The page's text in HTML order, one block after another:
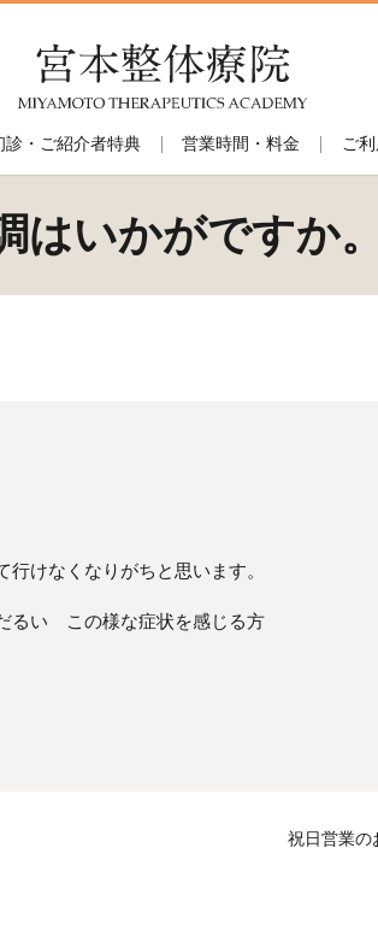
診・ご紹介者特典 営業時間・料金 ご
はいかがですか。
けなくなりがちと思います。
るい この様な症状を感じる方
祝日営業の